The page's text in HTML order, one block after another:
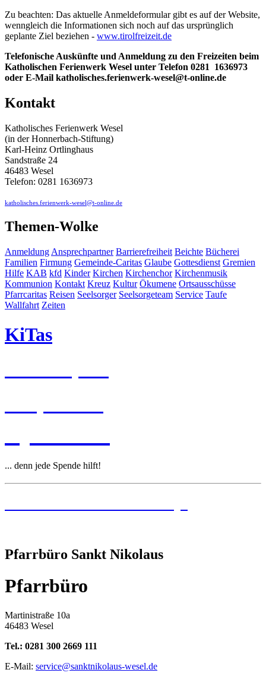
Zu beachten: Das aktuelle Anmeldeformular gibt es auf der Website,
wenngleich die Informationen sich noch auf das ursprünglich
geplante Ziel beziehen - www.tirolfreizeit.de
Telefonische Auskünfte und Anmeldung zu den Freizeiten beim
Katholischen Ferienwerk Wesel unter Telefon 0281 1636973
oder E-Mail katholisches.ferienwerk-wesel@t-online.de
Kontakt
Katholisches Ferienwerk Wesel
(in der Honnerbach-Stiftung)
Karl-Heinz Ortlinghaus
Sandstraße 24
46483 Wesel
Telefon: 0281 1636973
katholisches.ferienwerk-wesel@t-online.de
Themen-Wolke
Anmeldung Ansprechpartner Barrierefreiheit Beichte Bücherei
Familien Firmung Gemeinde-Caritas Glaube Gottesdienst Gremien
Hilfe KAB kfd Kinder Kirchen Kirchenchor Kirchenmusik
Kommunion Kontakt Kreuz Kultur Ökumene Ortsausschüsse
Pfarrcaritas Reisen Seelsorger Seelsorgeteam Service Taufe
Wallfahrt Zeiten
KiTas
... denn jede Spende hilft!
Pfarrbüro Sankt Nikolaus
Pfarrbüro
Martinistraße 10a
46483 Wesel
Tel.: 0281 300 2669 111
E-Mail: service@sanktnikolaus-wesel.de